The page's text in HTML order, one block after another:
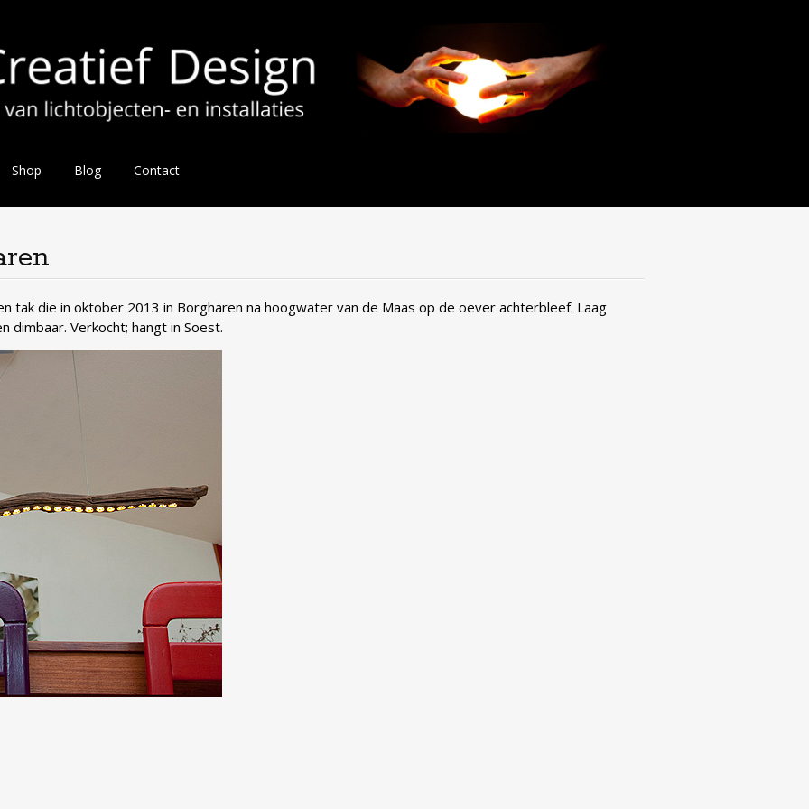
Shop Blog Contact
tak die in oktober 2013 in Borgharen na hoogwater van de Maas op de oever achterbleef. Laag
dimbaar. Verkocht; hangt in Soest.